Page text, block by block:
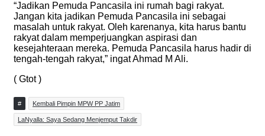
“Jadikan Pemuda Pancasila ini rumah bagi rakyat.
Jangan kita jadikan Pemuda Pancasila ini sebagai
masalah untuk rakyat. Oleh karenanya, kita harus bantu
rakyat dalam memperjuangkan aspirasi dan
kesejahteraan mereka. Pemuda Pancasila harus hadir di
tengah-tengah rakyat,” ingat Ahmad M Ali.
( Gtot )
# Kembali Pimpin MPW PP Jatim
LaNyalla: Saya Sedang Menjemput Takdir